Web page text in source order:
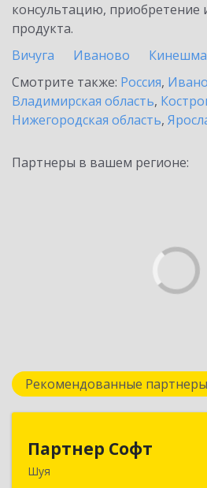
консультацию, приобретение
продукта.
Вичуга
Иваново Кинешма
Смотрите также: Россия,
Владимирская область,
Нижегородская область,
Партнеры в вашем регионе:
Рекомендованные партнеры
Партнер Софт
Шуя155900, Ивановская обл,